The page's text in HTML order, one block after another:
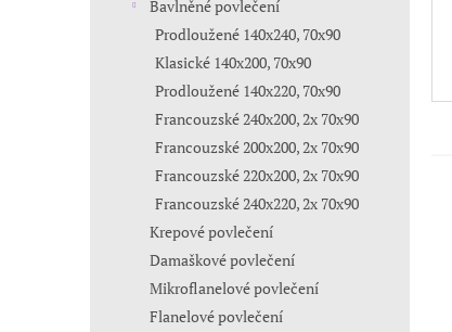
Bavlněné povlečení
Prodloužené 140x240, 70x90
Klasické 140x200, 70x90
Prodloužené 140x220, 70x90
Francouzské 240x200, 2x 70x90
Francouzské 200x200, 2x 70x90
Francouzské 220x200, 2x 70x90
Francouzské 240x220, 2x 70x90
Krepové povlečení
Damaškové povlečení
Mikroflanelové povlečení
Flanelové povlečení